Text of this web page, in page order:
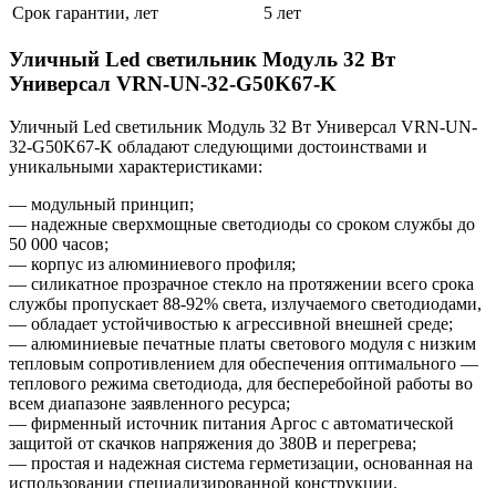
Срок гарантии, лет
5 лет
Уличный Led светильник Модуль 32 Вт
Универсал VRN-UN-32-G50K67-K
Уличный Led светильник Модуль 32 Вт Универсал VRN-UN-
32-G50K67-K обладают следующими достоинствами и
уникальными характеристиками:
— модульный принцип;
— надежные сверхмощные светодиоды со сроком службы до
50 000 часов;
— корпус из алюминиевого профиля;
— силикатное прозрачное стекло на протяжении всего срока
службы пропускает 88-92% света, излучаемого светодиодами,
— обладает устойчивостью к агрессивной внешней среде;
— алюминиевые печатные платы светового модуля с низким
тепловым сопротивлением для обеспечения оптимального —
теплового режима светодиода, для бесперебойной работы во
всем диапазоне заявленного ресурса;
— фирменный источник питания Аргос с автоматической
защитой от скачков напряжения до 380В и перегрева;
— простая и надежная система герметизации, основанная на
использовании специализированной конструкции.